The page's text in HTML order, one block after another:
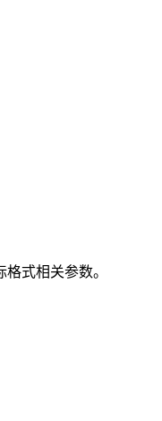
式相关参数。